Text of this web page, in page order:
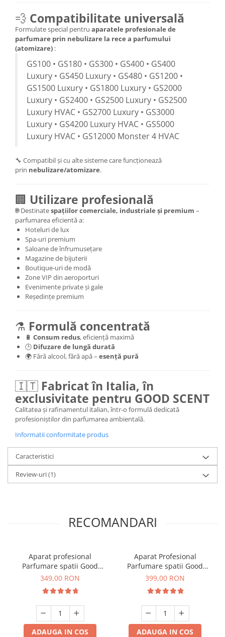
💨 Compatibilitate universală
Formulate special pentru aparatele profesionale de
parfumare prin nebulizare la rece a parfumului
(atomizare) :
GS100 • GS180 • GS300 • GS400 • GS400
Luxury • GS450 Luxury • GS480 • GS1200 •
GS1500 Luxury • GS1800 Luxury • GS2000
Luxury • GS2400 • GS2500 Luxury • GS2500
Luxury HVAC • GS2700 Luxury • GS3000
Luxury • GS4200 Luxury HVAC • GS5000
Luxury HVAC • GS12000 Monster 4 HVAC
🔧 Compatibil și cu alte sisteme care funcționează
prin nebulizare/atomizare.
🏢 Utilizare profesională
🌐 Destinatespațiilor comerciale, industriale și premium –
parfumarea eficientă a:
Hoteluri de lux
Spa-uri premium
Saloane de înfrumusețare
Magazine de bijuterii
Boutique-uri de modă
Zone VIP din aeroporturi
Evenimente private și gale
Reședințe premium
⚗️ Formulă concentrată
🔋 Consum redus, eficiență maximă
🕒 Difuzare de lungă durată
🌍 Fără alcool, fără apă – esență pură
🇮🇹 Fabricat în Italia, în
exclusivitate pentru GOOD SCENT
Calitatea și rafinamentul italian, într-o formulă dedicată
profesioniștilor din parfumarea ambientală.
Informatii conformitate produs
Caracteristici
Review-uri(1)
RECOMANDARI
Aparat profesional
Parfumare spatii Good
Scent GS 100, culoare alba
349,00 RON
ADAUGA IN COS
Aparat Profesional
Parfumare spatii Good
Scent GS 400, culoare alba
399,00 RON
ADAUGA IN COS